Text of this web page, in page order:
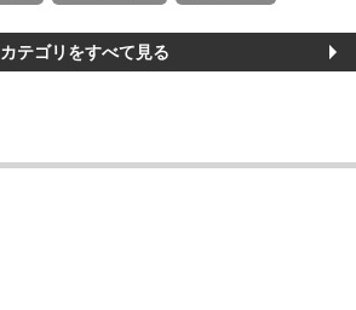
カテゴリをすべて見る